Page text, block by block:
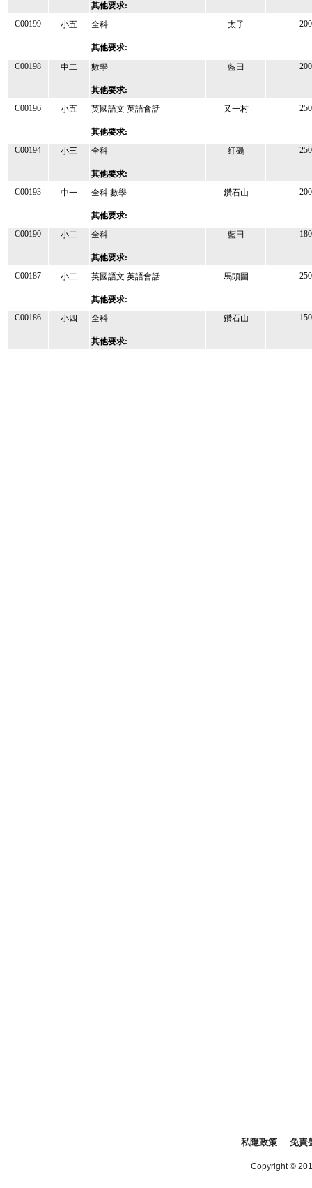
其他要求:
C00199 小五 全科
其他要求:
太子 200
C00198 中二 數學
其他要求:
藍田 200
C00196 小五 英國語文 英語會話
其他要求:
又一村 250
C00194 小三 全科
其他要求:
紅磡 250
C00193 中一 全科 數學
其他要求:
鑽石山 200
C00190 小二 全科
其他要求:
藍田 180
C00187 小二 英國語文 英語會話
其他要求:
馬頭圍 250
C00186 小四 全科
其他要求:
鑽石山 150
私隱政策 免責
Copyright ©